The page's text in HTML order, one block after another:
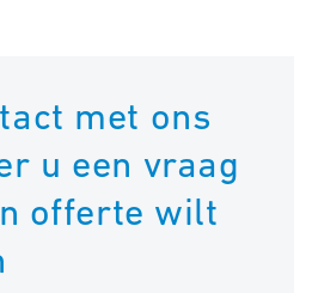
met ons
u een vraag
offerte wilt